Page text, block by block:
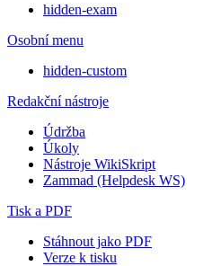
hidden-exam
Osobní menu
hidden-custom
Redakční nástroje
Údržba
Úkoly
Nástroje WikiSkript
Zammad (Helpdesk WS)
Tisk a PDF
Stáhnout jako PDF
Verze k tisku